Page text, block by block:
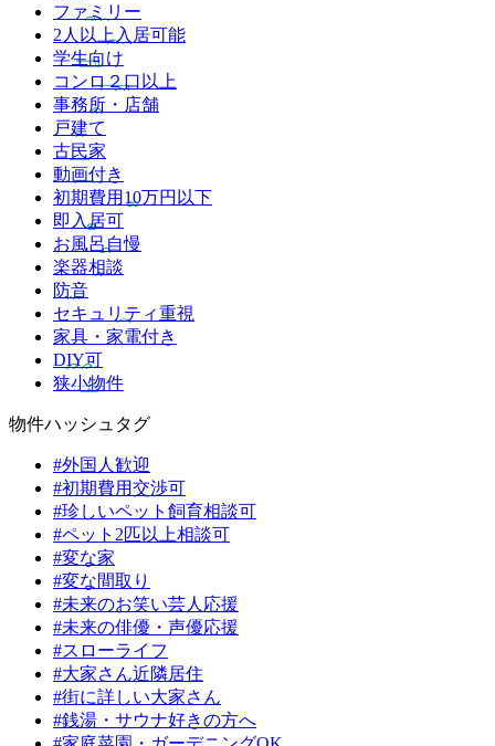
ファミリー
2人以上入居可能
学生向け
コンロ２口以上
事務所・店舗
戸建て
古民家
動画付き
初期費用10万円以下
即入居可
お風呂自慢
楽器相談
防音
セキュリティ重視
家具・家電付き
DIY可
狭小物件
物件ハッシュタグ
#外国人歓迎
#初期費用交渉可
#珍しいペット飼育相談可
#ペット2匹以上相談可
#変な家
#変な間取り
#未来のお笑い芸人応援
#未来の俳優・声優応援
#スローライフ
#大家さん近隣居住
#街に詳しい大家さん
#銭湯・サウナ好きの方へ